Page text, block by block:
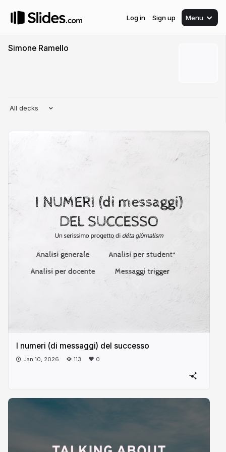
Log in Sign up Menu
Simone Ramello
All decks
I numeri (di messaggi) del successo
Jan 10, 2026 113 0